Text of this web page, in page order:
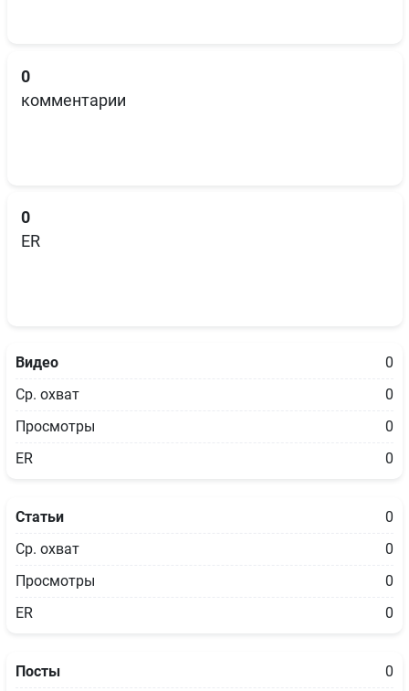
0
комментарии
0
ER
Видео
0
Ср. охват
0
Просмотры
0
ER
0
Статьи
0
Ср. охват
0
Просмотры
0
ER
0
Посты 0